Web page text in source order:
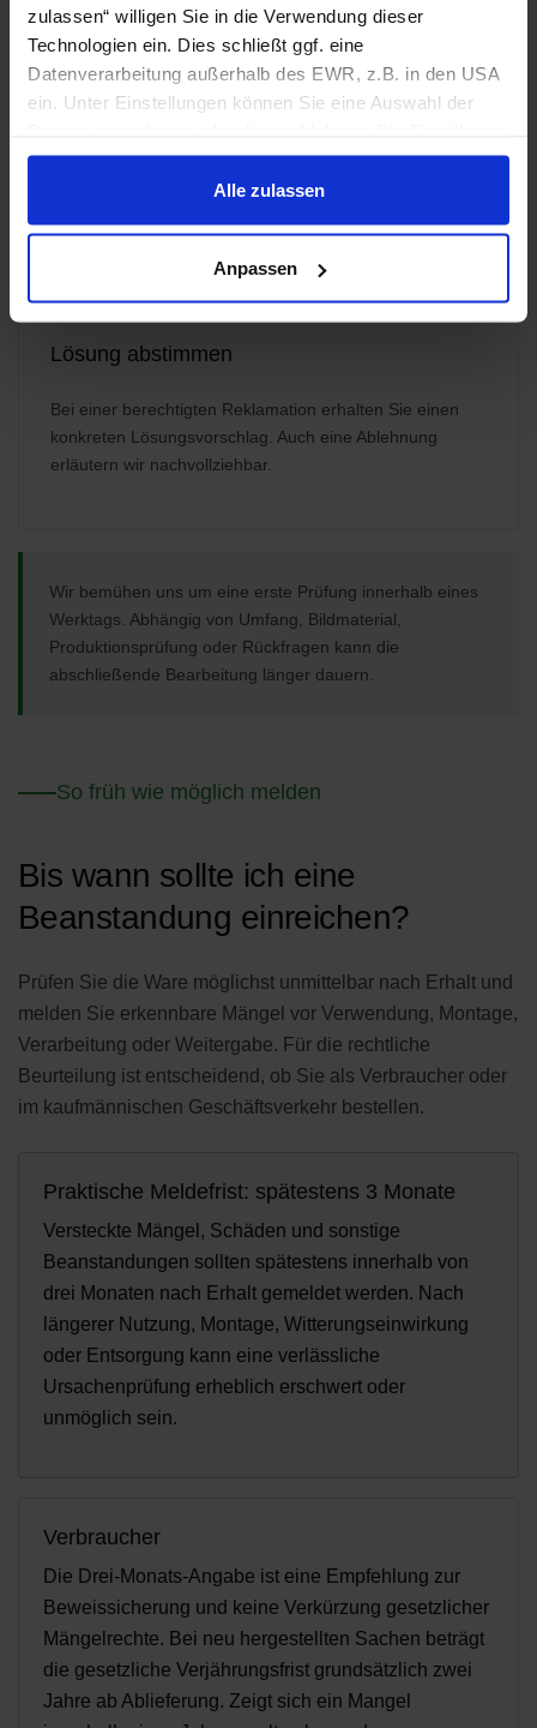
zulassen“ willigen Sie in die Verwendung dieser
Technologien ein. Dies schließt ggf. eine
Datenverarbeitung außerhalb des EWR, z.B. in den USA
ein. Unter Einstellungen können Sie eine Auswahl der
können Sie jederzeit mit Wirkung für die Zukunft einzeln
widerrufen oder ändern.
Datenschutzhinweise
Alle zulassen
Anpassen
Ursache bewerten
Je nach Fall prüfen wir Produktion, Druckdaten,
Konfiguration, Verpackung, Versand und die technisch
Lösung abstimmen
Bei einer berechtigten Reklamation erhalten Sie einen
konkreten Lösungsvorschlag. Auch eine Ablehnung
erläutern wir nachvollziehbar.
Wir bemühen uns um eine erste Prüfung innerhalb eines
Werktags. Abhängig von Umfang, Bildmaterial,
Produktionsprüfung oder Rückfragen kann die
abschließende Bearbeitung länger dauern.
So früh wie möglich melden
Bis wann sollte ich eine
Beanstandung einreichen?
Prüfen Sie die Ware möglichst unmittelbar nach Erhalt und
melden Sie erkennbare Mängel vor Verwendung, Montage,
Verarbeitung oder Weitergabe. Für die rechtliche
Beurteilung ist entscheidend, ob Sie als Verbraucher oder
im kaufmännischen Geschäftsverkehr bestellen.
Praktische Meldefrist: spätestens 3 Monate
Versteckte Mängel, Schäden und sonstige
Beanstandungen sollten spätestens innerhalb von
drei Monaten nach Erhalt gemeldet werden. Nach
längerer Nutzung, Montage, Witterungseinwirkung
oder Entsorgung kann eine verlässliche
Ursachenprüfung erheblich erschwert oder
unmöglich sein.
Verbraucher
Die Drei-Monats-Angabe ist eine Empfehlung zur
Beweissicherung und keine Verkürzung gesetzlicher
Mängelrechte. Bei neu hergestellten Sachen beträgt
die gesetzliche Verjährungsfrist grundsätzlich zwei
Jahre ab Ablieferung. Zeigt sich ein Mangel